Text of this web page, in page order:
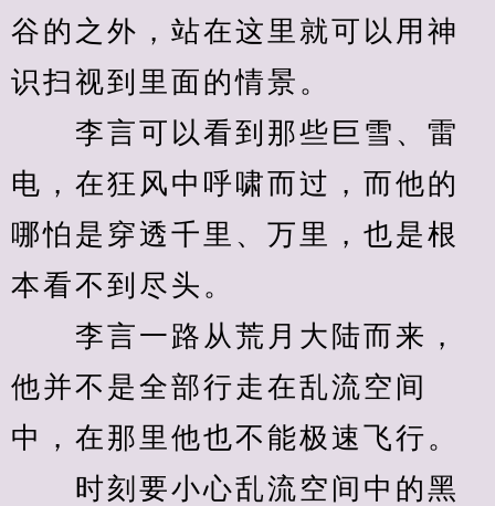
谷的之外，站在这里就可以用神
识扫视到里面的情景。
李言可以看到那些巨雪、雷
电，在狂风中呼啸而过，而他的
哪怕是穿透千里、万里，也是根
本看不到尽头。
李言一路从荒月大陆而来，
他并不是全部行走在乱流空间
中，在那里他也不能极速飞行。
时刻要小心乱流空间中的黑